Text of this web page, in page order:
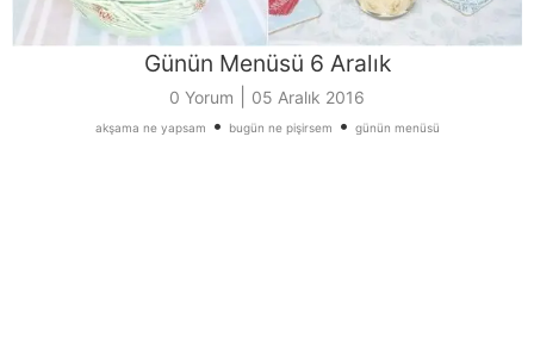
Günün Menüsü 6 Aralık
0 Yorum 05 Aralık 2016
akşama ne yapsam • bugün ne pişirsem • günün menüsü